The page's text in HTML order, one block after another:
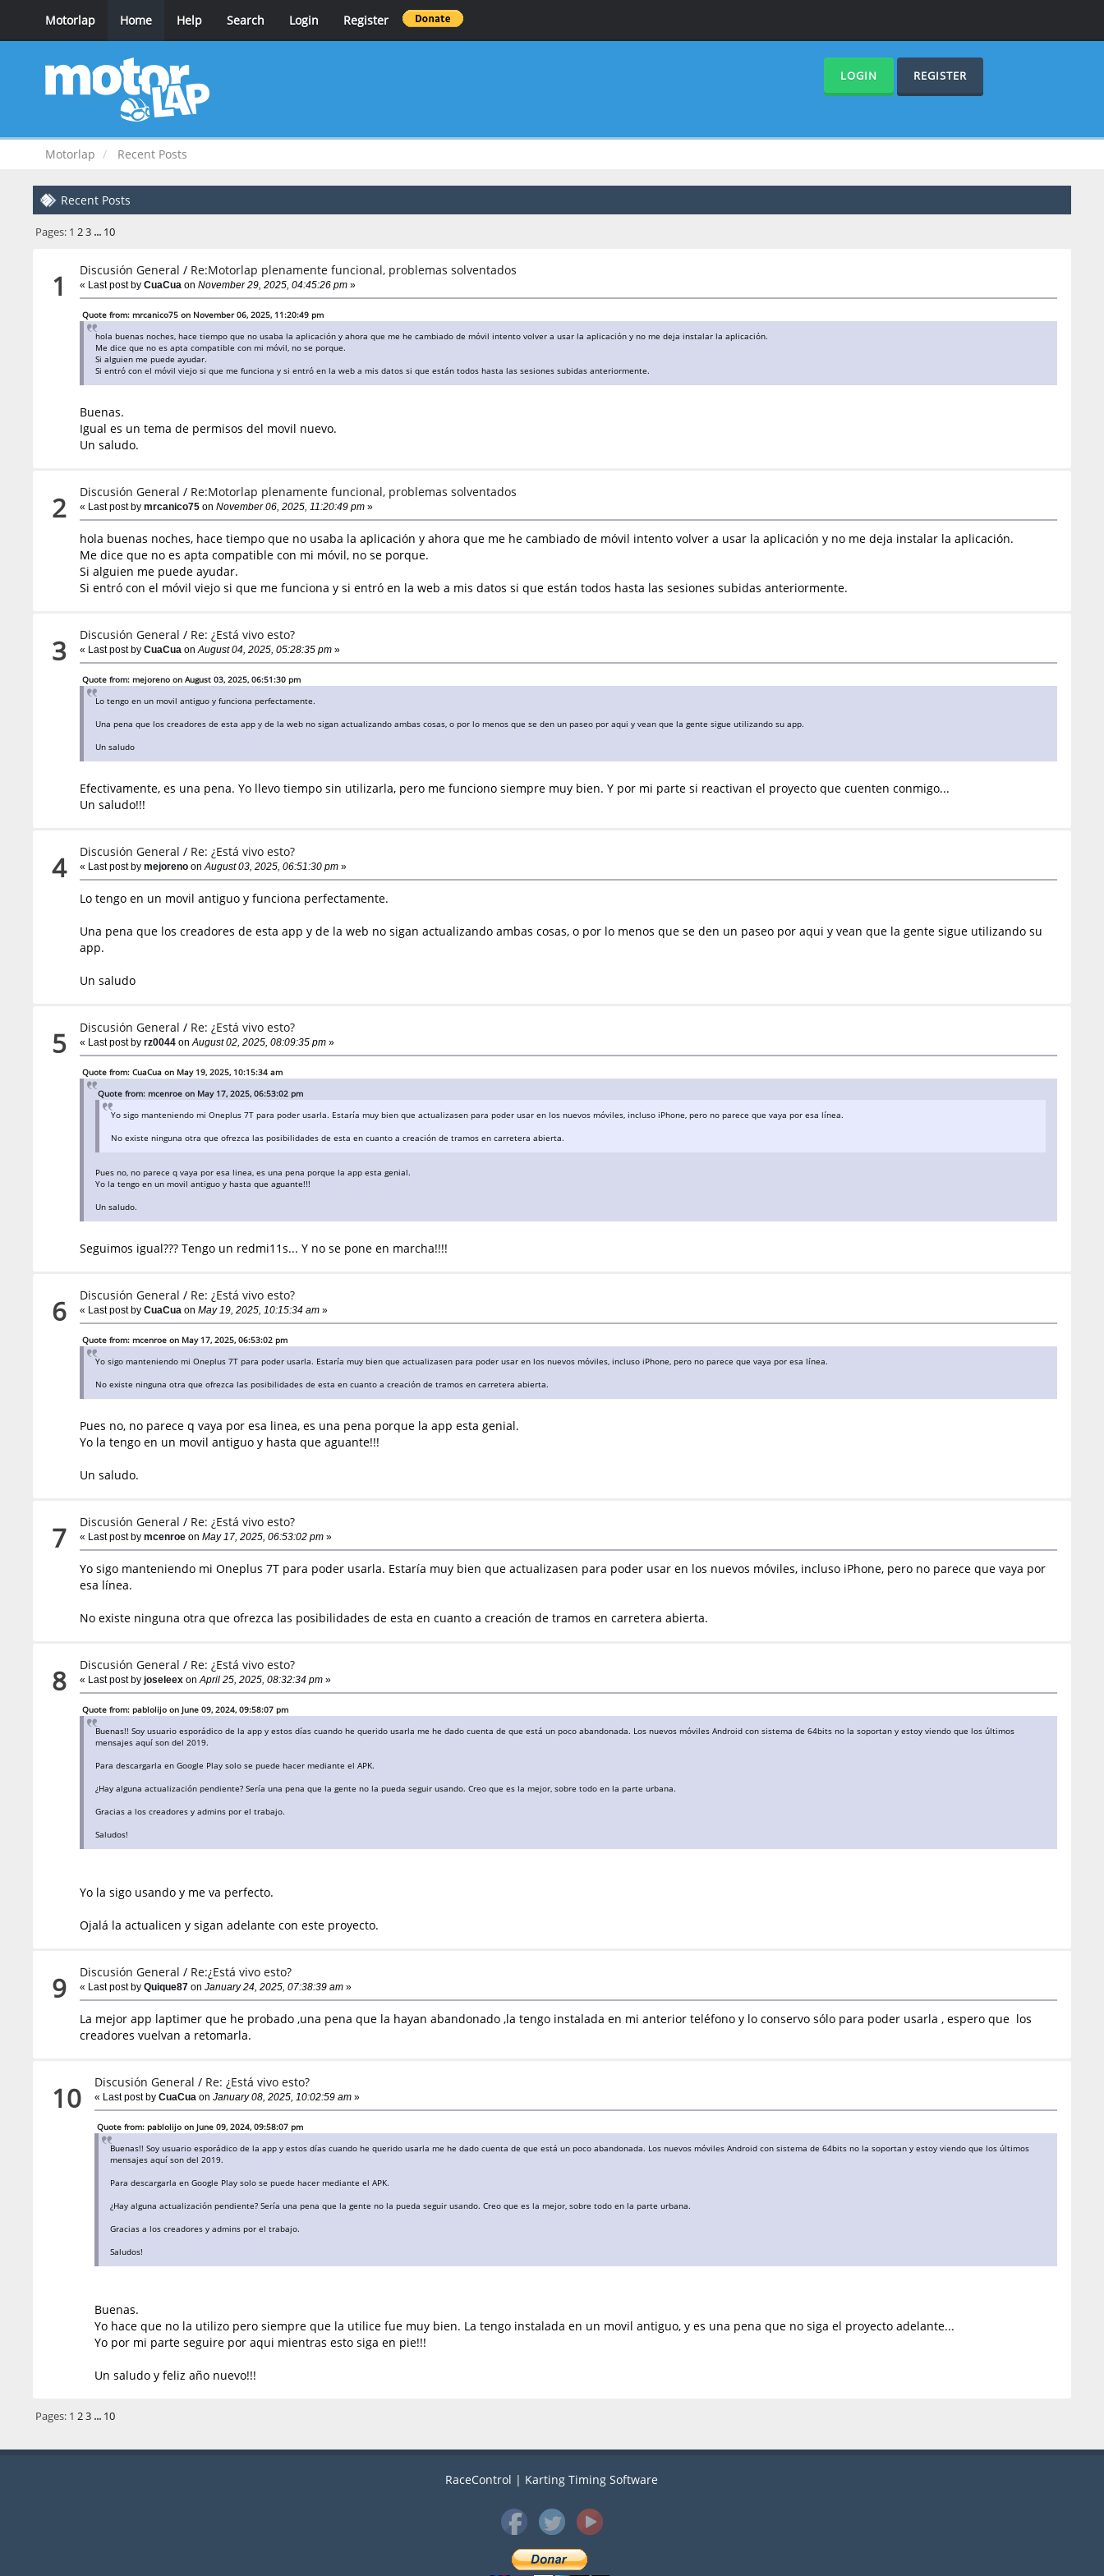
Motorlap Home Help Search Login Register
LOGIN REGISTER
Motorlap Recent Posts
Recent Posts
Pages: 1 23 ... 10
1 Discusión General / Re:Motorlap plenamente funcional, problemas solventados
« Last post by CuaCua on November 29, 2025, 04:45:26 pm»
Quote from: mrcanico75 on November 06, 2025, 11:20:49 pm
hola buenas noches, hace tiempo que no usaba la aplicación y ahora que me he cambiado de móvil intento volver a usar la aplicación y no me deja instalar la aplicación.
Me dice que no es apta compatible con mi móvil, no se porque.
Si alguien me puede ayudar.
Si entró con el móvil viejo si que me funciona y si entró en la web a mis datos si que están todos hasta las sesiones subidas anteriormente.
Buenas.
Igual es un tema de permisos del movil nuevo.
Un saludo.
2 Discusión General / Re:Motorlap plenamente funcional, problemas solventados
« Last post by mrcanico75 on November 06, 2025, 11:20:49 pm»
hola buenas noches, hace tiempo que no usaba la aplicación y ahora que me he cambiado de móvil intento volver a usar la aplicación y no me deja instalar la aplicación.
Me dice que no es apta compatible con mi móvil, no se porque.
Si alguien me puede ayudar.
Si entró con el móvil viejo si que me funciona y si entró en la web a mis datos si que están todos hasta las sesiones subidas anteriormente.
3 Discusión General / Re: ¿Está vivo esto?
« Last post by CuaCua on August 04, 2025, 05:28:35 pm»
Quote from: mejoreno on August 03, 2025, 06:51:30 pm
Lo tengo en un movil antiguo y funciona perfectamente.
Una pena que los creadores de esta app y de la web no sigan actualizando ambas cosas, o por lo menos que se den un paseo por aqui y vean que la gente sigue utilizando su app.
Un saludo
Efectivamente, es una pena. Yo llevo tiempo sin utilizarla, pero me funciono siempre muy bien. Y por mi parte si reactivan el proyecto que cuenten conmigo...
Un saludo!!!
4 Discusión General / Re: ¿Está vivo esto?
« Last post by mejoreno on August 03, 2025, 06:51:30 pm»
Lo tengo en un movil antiguo y funciona perfectamente.
Una pena que los creadores de esta app y de la web no sigan actualizando ambas cosas, o por lo menos que se den un paseo por aqui y vean que la gente sigue utilizando su
app.
Un saludo
5 Discusión General / Re: ¿Está vivo esto?
« Last post by rz0044 on August 02, 2025, 08:09:35 pm»
Quote from: CuaCua on May 19, 2025, 10:15:34 am
Quote from: mcenroe on May 17, 2025, 06:53:02 pm
Yo sigo manteniendo mi Oneplus 7T para poder usarla. Estaría muy bien que actualizasen para poder usar en los nuevos móviles, incluso iPhone, pero no parece que vaya por esa línea.
No existe ninguna otra que ofrezca las posibilidades de esta en cuanto a creación de tramos en carretera abierta.
Pues no, no parece q vaya por esa linea, es una pena porque la app esta genial.
Yo la tengo en un movil antiguo y hasta que aguante!!!
Un saludo.
Seguimos igual??? Tengo un redmi11s... Y no se pone en marcha!!!!
6 Discusión General / Re: ¿Está vivo esto?
« Last post by CuaCua on May 19, 2025, 10:15:34 am»
Quote from: mcenroe on May 17, 2025, 06:53:02 pm
Yo sigo manteniendo mi Oneplus 7T para poder usarla. Estaría muy bien que actualizasen para poder usar en los nuevos móviles, incluso iPhone, pero no parece que vaya por esa línea.
No existe ninguna otra que ofrezca las posibilidades de esta en cuanto a creación de tramos en carretera abierta.
Pues no, no parece q vaya por esa linea, es una pena porque la app esta genial.
Yo la tengo en un movil antiguo y hasta que aguante!!!
Un saludo.
7 Discusión General / Re: ¿Está vivo esto?
« Last post by mcenroe on May 17, 2025, 06:53:02 pm»
Yo sigo manteniendo mi Oneplus 7T para poder usarla. Estaría muy bien que actualizasen para poder usar en los nuevos móviles, incluso iPhone, pero no parece que vaya por
esa línea.
No existe ninguna otra que ofrezca las posibilidades de esta en cuanto a creación de tramos en carretera abierta.
8 Discusión General / Re: ¿Está vivo esto?
« Last post by joseleex on April 25, 2025, 08:32:34 pm»
Quote from: pablolijo on June 09, 2024, 09:58:07 pm
Buenas!! Soy usuario esporádico de la app y estos días cuando he querido usarla me he dado cuenta de que está un poco abandonada. Los nuevos móviles Android con sistema de 64bits no la soportan y estoy viendo que los últimos
mensajes aquí son del 2019.
Para descargarla en Google Play solo se puede hacer mediante el APK.
¿Hay alguna actualización pendiente? Sería una pena que la gente no la pueda seguir usando. Creo que es la mejor, sobre todo en la parte urbana.
Gracias a los creadores y admins por el trabajo.
Saludos!
Yo la sigo usando y me va perfecto.
Ojalá la actualicen y sigan adelante con este proyecto.
9 Discusión General / Re:¿Está vivo esto?
« Last post by Quique87 on January 24, 2025, 07:38:39 am»
La mejor app laptimer que he probado ,una pena que la hayan abandonado ,la tengo instalada en mi anterior teléfono y lo conservo sólo para poder usarla , espero que los
creadores vuelvan a retomarla.
10 Discusión General / Re: ¿Está vivo esto?
« Last post by CuaCua on January 08, 2025, 10:02:59 am»
Quote from: pablolijo on June 09, 2024, 09:58:07 pm
Buenas!! Soy usuario esporádico de la app y estos días cuando he querido usarla me he dado cuenta de que está un poco abandonada. Los nuevos móviles Android con sistema de 64bits no la soportan y estoy viendo que los últimos
mensajes aquí son del 2019.
Para descargarla en Google Play solo se puede hacer mediante el APK.
¿Hay alguna actualización pendiente? Sería una pena que la gente no la pueda seguir usando. Creo que es la mejor, sobre todo en la parte urbana.
Gracias a los creadores y admins por el trabajo.
Saludos!
Buenas.
Yo hace que no la utilizo pero siempre que la utilice fue muy bien. La tengo instalada en un movil antiguo, y es una pena que no siga el proyecto adelante...
Yo por mi parte seguire por aqui mientras esto siga en pie!!!
Un saludo y feliz año nuevo!!!
Pages: 1 23 ... 10
RaceControl | Karting Timing Software